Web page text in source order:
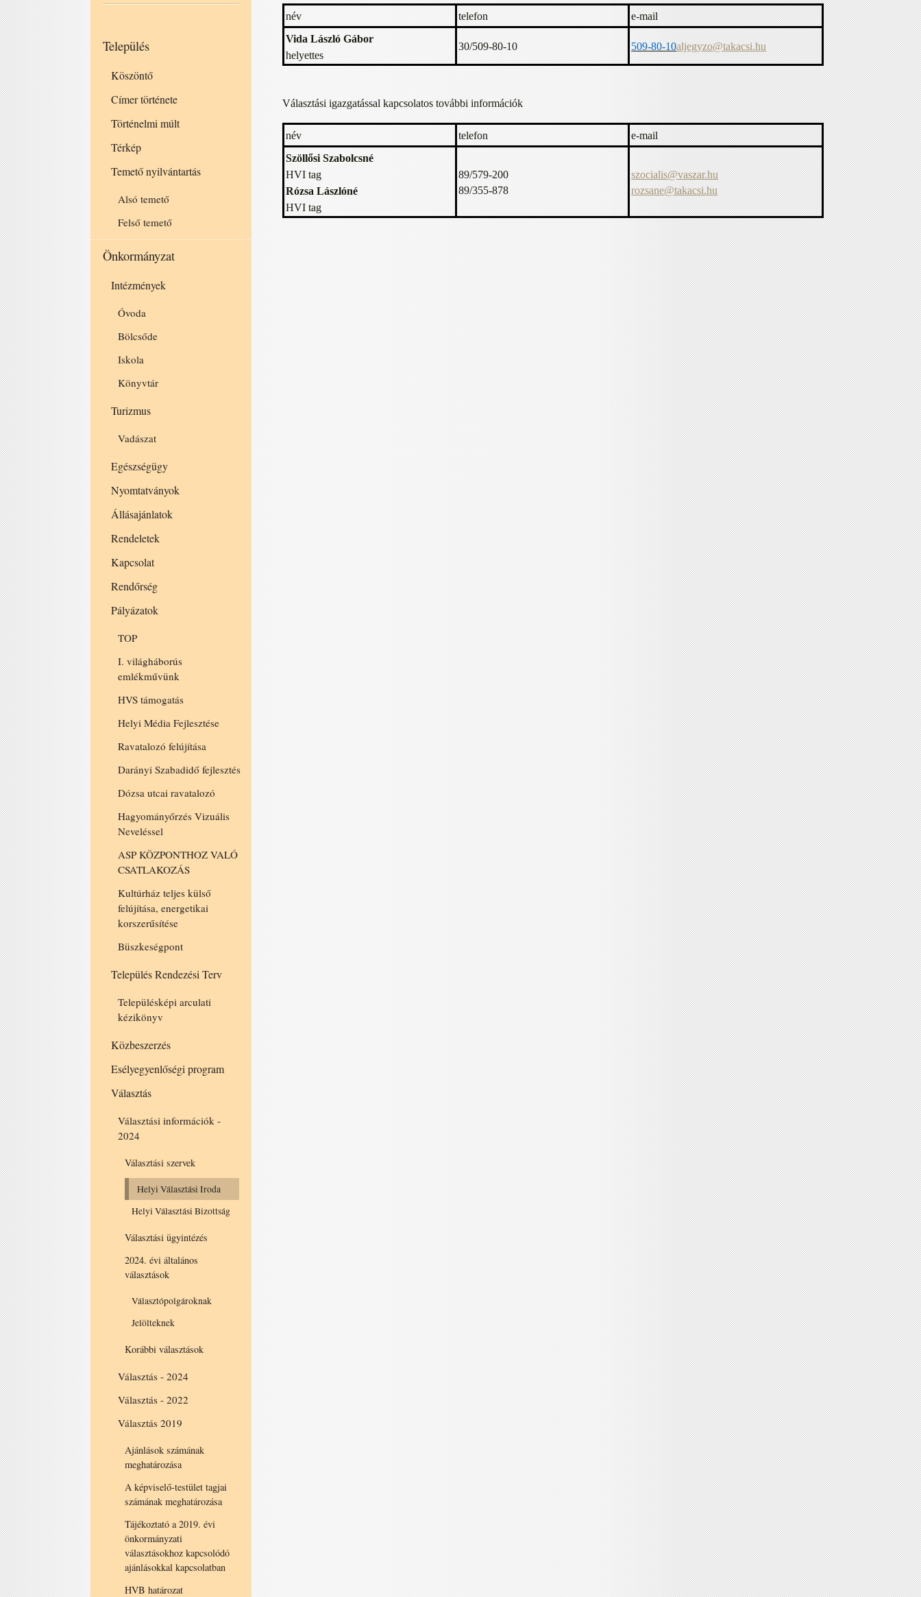
név telefon
e-mail
Vida László Gábor
helyettes
30/509-80-10 509-80-10aljegyzo@takacsi.hu
Választási igazgatással kapcsolatos további információk
név telefon
e-mail
Szöllősi Szabolcsné
HVI tag
Rózsa Lászlóné
HVI tag
89/579-200
89/355-878
szocialis@vaszar.hu
rozsane@takacsi.hu
Település
Köszöntő
Címer története
Történelmi múlt
Térkép
Temető nyilvántartás
Alsó temető
Felső temető
Önkormányzat
Intézmények
Óvoda
Bölcsőde
Iskola
Könyvtár
Turizmus
Vadászat
Egészségügy
Nyomtatványok
Állásajánlatok
Rendeletek
Kapcsolat
Rendőrség
Pályázatok
TOP
I. világháborús
emlékművünk
HVS támogatás
Helyi Média Fejlesztése
Ravatalozó felújítása
Darányi Szabadidő fejlesztés
Dózsa utcai ravatalozó
Hagyományőrzés Vizuális
Neveléssel
ASP KÖZPONTHOZ VALÓ
CSATLAKOZÁS
Kultúrház teljes külső
felújítása, energetikai
korszerűsítése
Büszkeségpont
Település Rendezési Terv
Településképi arculati
kézikönyv
Közbeszerzés
Esélyegyenlőségi program
Választás
Választási információk -
2024
Választási szervek
Helyi Választási Iroda
Helyi Választási Bizottság
Választási ügyintézés
2024. évi általános
választások
Választópolgároknak
Jelölteknek
Korábbi választások
Választás - 2024
Választás - 2022
Választás 2019
Ajánlások számának
meghatározása
A képviselő-testület tagjai
számának meghatározása
Tájékoztató a 2019. évi
önkormányzati
választásokhoz kapcsolódó
ajánlásokkal kapcsolatban
HVB határozat